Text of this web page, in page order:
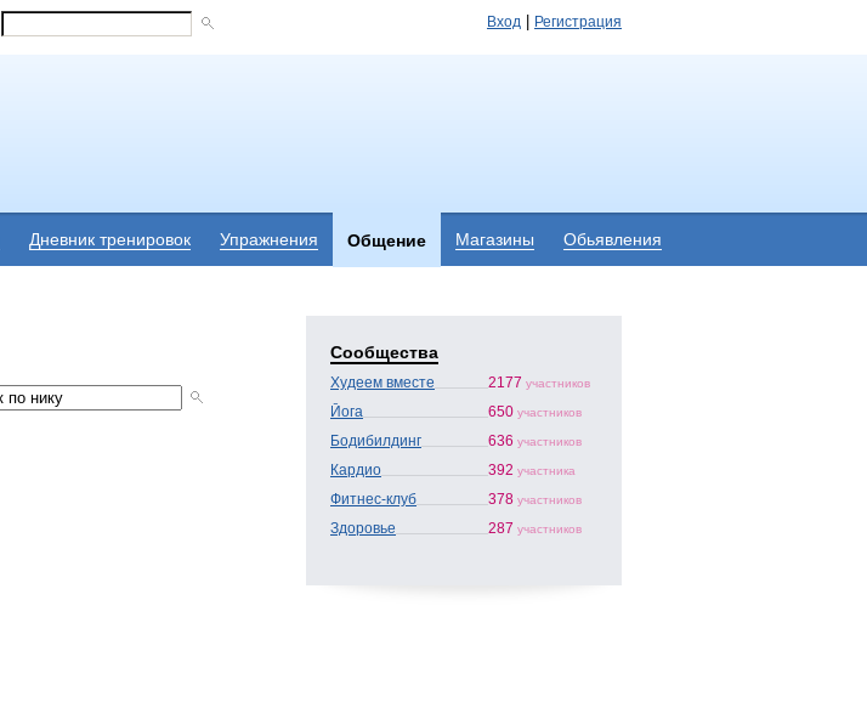
Вход Регистрация
Дневник тренировок Упражнения Общение Магазины Обьявления
Сообщества
Худеем вместе 2177 участников
Йога 650 участников
Бодибилдинг 636 участников
Кардио 392 участника
Фитнес-клуб 378 участников
Здоровье 287 участников